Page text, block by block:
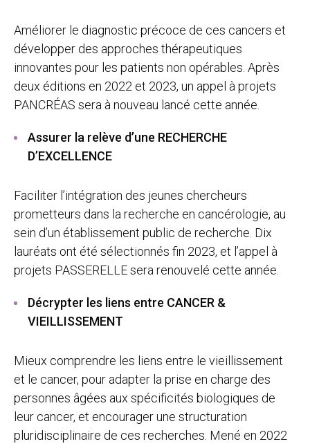
Améliorer le diagnostic précoce de ces cancers et
développer des approches thérapeutiques
innovantes pour les patients non opérables. Après
deux éditions en 2022 et 2023, un appel à projets
PANCRÉAS sera à nouveau lancé cette année.
Assurer la relève d’une RECHERCHE
D’EXCELLENCE
Faciliter l’intégration des jeunes chercheurs
prometteurs dans la recherche en cancérologie, au
sein d’un établissement public de recherche. Dix
lauréats ont été sélectionnés fin 2023, et l’appel à
projets PASSERELLE sera renouvelé cette année.
Décrypter les liens entre CANCER &
VIEILLISSEMENT
Mieux comprendre les liens entre le vieillissement
et le cancer, pour adapter la prise en charge des
personnes âgées aux spécificités biologiques de
leur cancer, et encourager une structuration
pluridisciplinaire de ces recherches. Mené en 2022